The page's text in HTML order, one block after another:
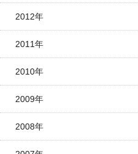
2012年
2011年
2010年
2009年
2008年